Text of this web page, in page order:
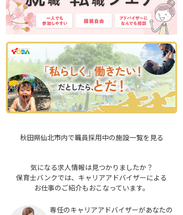
秋田県仙北市内で職員採用中の施設一覧を見る
気になる求人情報は見つかりましたか？
保育士バンクでは、キャリアアドバイザーによる
お仕事のご紹介もおこなっています。
専任のキャリアアドバイザーがあなたの